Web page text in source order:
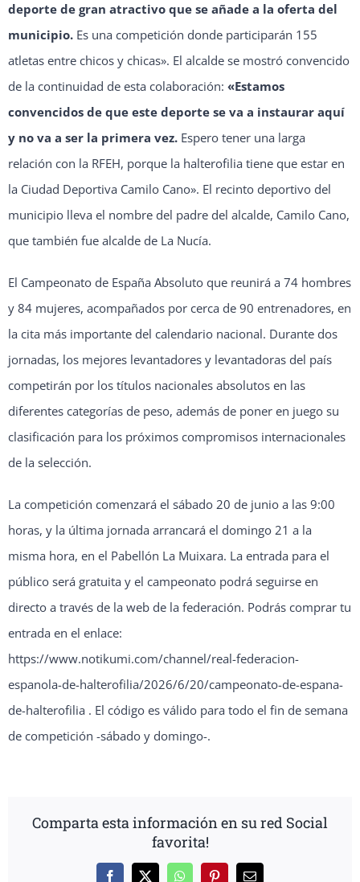
deporte de gran atractivo que se añade a la oferta del
municipio. Es una competición donde participarán 155
atletas entre chicos y chicas». El alcalde se mostró convencido
de la continuidad de esta colaboración: «Estamos
convencidos de que este deporte se va a instaurar aquí
y no va a ser la primera vez. Espero tener una larga
relación con la RFEH, porque la halterofilia tiene que estar en
la Ciudad Deportiva Camilo Cano». El recinto deportivo del
municipio lleva el nombre del padre del alcalde, Camilo Cano,
que también fue alcalde de La Nucía.
El Campeonato de España Absoluto que reunirá a 74 hombres
y 84 mujeres, acompañados por cerca de 90 entrenadores, en
la cita más importante del calendario nacional. Durante dos
jornadas, los mejores levantadores y levantadoras del país
competirán por los títulos nacionales absolutos en las
diferentes categorías de peso, además de poner en juego su
clasificación para los próximos compromisos internacionales
de la selección.
La competición comenzará el sábado 20 de junio a las 9:00
horas, y la última jornada arrancará el domingo 21 a la
misma hora, en el Pabellón La Muixara. La entrada para el
público será gratuita y el campeonato podrá seguirse en
directo a través de la web de la federación. Podrás comprar tu
entrada en el enlace:
https://www.notikumi.com/channel/real-federacion-
espanola-de-halterofilia/2026/6/20/campeonato-de-espana-
de-halterofilia . El código es válido para todo el fin de semana
de competición -sábado y domingo-.
Comparta esta información en su red Social
favorita!